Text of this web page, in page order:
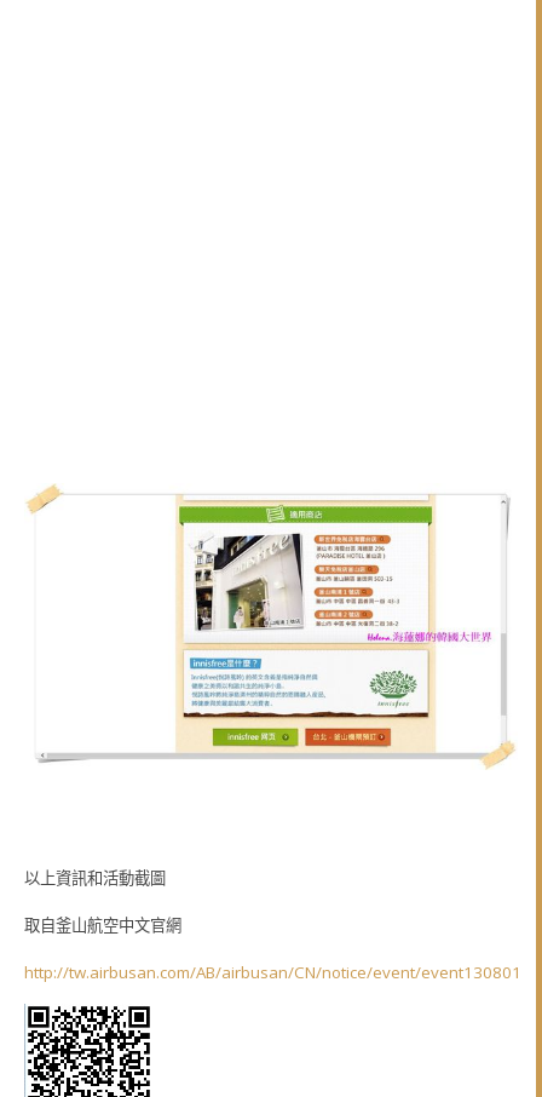
以上資訊和活動截圖
取自釜山航空中文官網
http://tw.airbusan.com/AB/airbusan/CN/notice/event/event130801/